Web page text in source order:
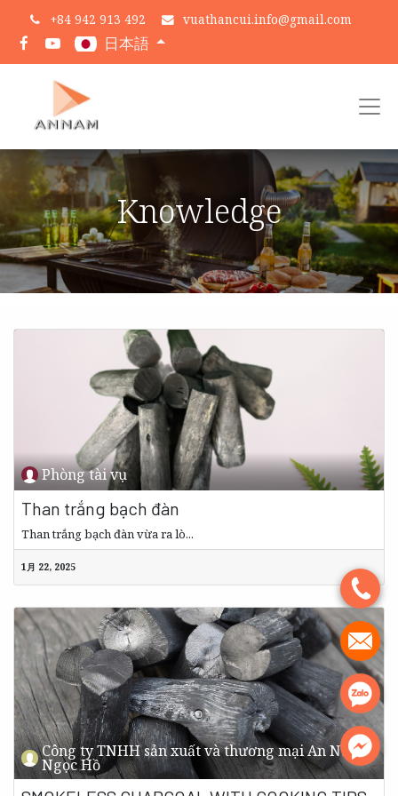
.
.
.
.
+84 942 913 492 vuathancui.info@gmail.com
日本語
Knowledge
Phòng tài vụ
Than trắng bạch đàn
Than trắng bạch đàn vừa ra lò...
1月 22, 2025
Công ty TNHH sản xuất và thương mại An Nam,
Ngọc Hồ